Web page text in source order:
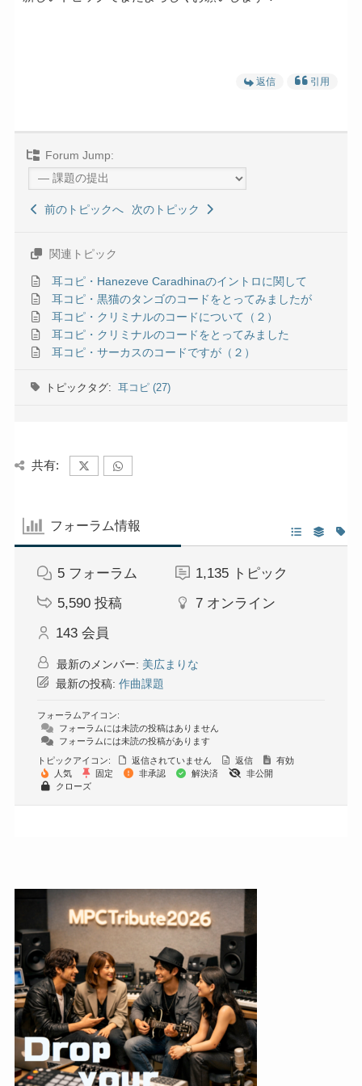
返信 引用
Forum Jump:
前のトピックへ 次のトピック
関連トピック
耳コピ・Hanezeve Caradhinaのイントロに関して
耳コピ・黒猫のタンゴのコードをとってみましたが
耳コピ・クリミナルのコードについて（２）
耳コピ・クリミナルのコードをとってみました
耳コピ・サーカスのコードですが（２）
トピックタグ: 耳コピ (27)
共有:
フォーラム情報
5 フォーラム 1,135 トピック
5,590 投稿 7 オンライン
143 会員
最新のメンバー: 美広まりな
最新の投稿: 作曲課題
フォーラムアイコン:
フォーラムには未読の投稿はありません
フォーラムには未読の投稿があります
トピックアイコン:
返信されていません 返信
有効
人気
固定 非承認 解決済
非公開
クローズ